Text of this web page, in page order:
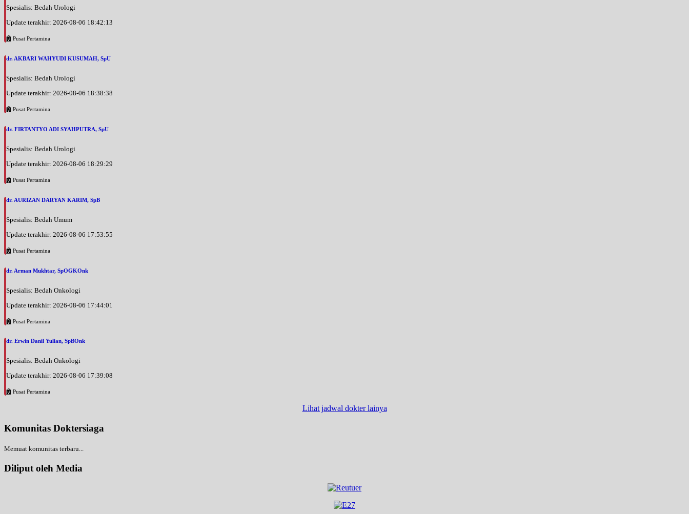
Spesialis: Bedah Urologi
Update terakhir: 2026-08-06 18:42:13
Pusat Pertamina
dr. AKBARI WAHYUDI KUSUMAH, SpU
Spesialis: Bedah Urologi
Update terakhir: 2026-08-06 18:38:38
Pusat Pertamina
dr. FIRTANTYO ADI SYAHPUTRA, SpU
Spesialis: Bedah Urologi
Update terakhir: 2026-08-06 18:29:29
Pusat Pertamina
dr. AURIZAN DARYAN KARIM, SpB
Spesialis: Bedah Umum
Update terakhir: 2026-08-06 17:53:55
Pusat Pertamina
dr. Arman Mukhtar, SpOGKOnk
Spesialis: Bedah Onkologi
Update terakhir: 2026-08-06 17:44:01
Pusat Pertamina
dr. Erwin Danil Yulian, SpBOnk
Spesialis: Bedah Onkologi
Update terakhir: 2026-08-06 17:39:08
Pusat Pertamina
Lihat jadwal dokter lainya
Komunitas Doktersiaga
Memuat komunitas terbaru...
Diliput oleh Media